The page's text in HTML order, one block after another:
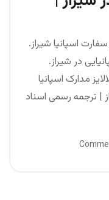
سفارت اسپانیا شیراز.
در شیراز.
مدارک اسپانیا
| ترجمه رسمی اسناد